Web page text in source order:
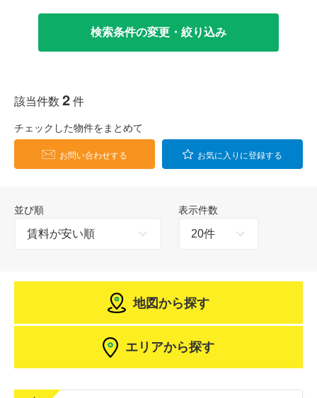
検索条件の変更・絞り込み
該当件数 2件
チェックした物件をまとめて
お問い合わせする お気に入りに登録する
並び順 表示件数
地図から探す
エリアから探す